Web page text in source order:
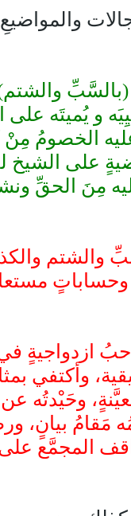
و يُميتَه على
عليه الخصومُ
على الشيخ
مِنَ الحقِّ
والشتم
وحساباتٍ
ازدواجيةٍ
وأكتفي
وحَيْدتُه
مَقامُ بيانٍ،
المجمَّع على